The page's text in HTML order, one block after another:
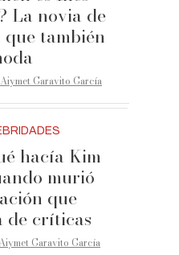
La novia de
también
Garavito García
hacía Kim
murió
que
de críticas
Garavito García